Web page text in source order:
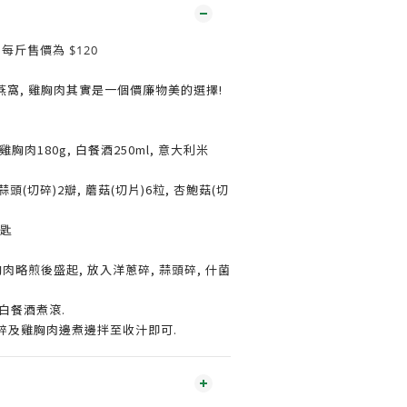
斤售價為 $120
窩, 雞胸肉其實是一個價廉物美的選擇!
胸肉180g, 白餐酒250ml, 意大利米
碎)2瓣, 蘑菇(切片)6粒, 杏鮑菇(切
略煎後盛起, 放入洋蔥碎, 蒜頭碎, 什菌
酒煮滾.
雞胸肉邊煮邊拌至收汁即可.